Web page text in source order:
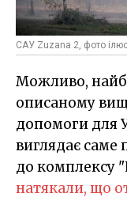
САУ Zuzana 2, фото
Можливо,
описаному
допомоги для
виглядає саме
до комплексу
натякали, що